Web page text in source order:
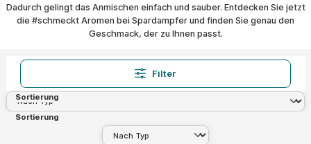
Dadurch gelingt das Anmischen einfach und sauber. Entdecken Sie jetzt
die #schmeckt Aromen bei Spardampfer und finden Sie genau den
Geschmack, der zu Ihnen passt.
Filter
Sortierung
Sortierung